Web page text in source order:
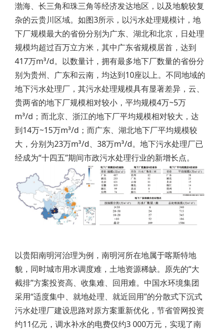
渤海、长三角和珠三角等经济发达地区，以及地貌较复
杂的云贵川区域。如图3所示，以污水处理规模计，地
下厂规模最大的省份分别为广东、湖北和北京，日处理
规模均超过百万立方米，其中广东省规模居首，达到
417万m³/d。以数量计，拥有最多地下厂数量的省份分
别为贵州、广东和云南，均达到10座以上。不同地域的
地下污水处理厂，其污水处理规模具有显著差异，云、
贵两省的地下厂规模相对较小，平均规模4万~5万
m³/d；而北京、浙江的地下厂平均规模相对较大，达
到14万~15万m³/d；而广东、湖北地下厂平均规模较
大，分别为23万m³/d、38万m³/d。地下污水处理厂已
经成为“十四五”期间市政污水处理行业的新增长点。
以贵阳南明河治理为例，南明河所在地属于喀斯特地
貌，同时城市用水调度难，土地资源稀缺。原先的“大
截排”方案投资高、收集难、回用难。中国水环境集团
采用“适度集中、就地处理、就近回用”的分散式下沉式
污水处理厂建设思路对原方案重新优化，节省管网投资
约11亿元，调水补水的电费仅约3 000万元，实现了南